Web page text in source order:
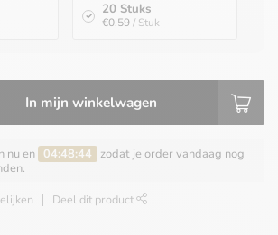
20 Stuks
€0,59/ Stuk
In mijn winkelwagen
nu en 04:48:44
zodat je order vandaag nog
Deel dit product